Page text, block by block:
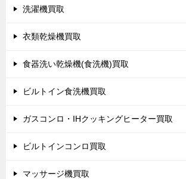
洗濯機買取
衣類乾燥機買取
食器洗い乾燥機(食洗機)買取
ビルトイン食洗機買取
ガスコンロ・IHクッキングヒーター買取
ビルトインコンロ買取
マッサージ機買取